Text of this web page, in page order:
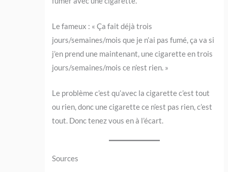
Le fameux : « Ça fait déjà trois
jours/semaines/mois que je n’ai pas fumé, ça va si
j’en prend une maintenant, une cigarette en trois
jours/semaines/mois ce n’est rien. »
Le problème c’est qu’avec la cigarette c’est tout
ou rien, donc une cigarette ce n’est pas rien, c’est
tout. Donc tenez vous en à l’écart.
Sources